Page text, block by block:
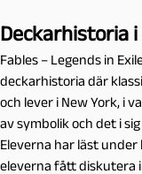
Deckarhistoria
Fables – Legends in
deckarhistoria där
och lever i New York, i
av symbolik och det i
Eleverna har läst
eleverna fått diskutera